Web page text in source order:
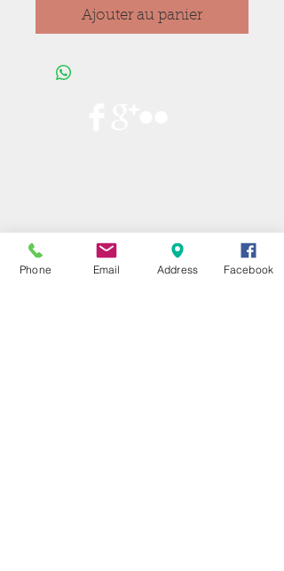
Ajouter au panier
Phone Email Address Facebook